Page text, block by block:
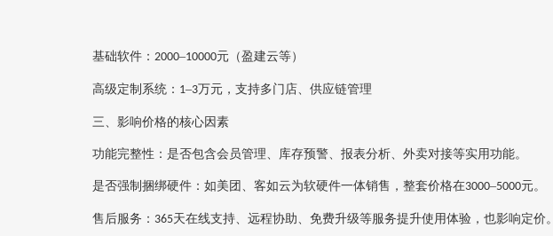
基础软件： 2000–10000元‌（盈建云等）
高级定制系统： 1–3万元‌，支持多门店、供应链管理
三、影响价格的核心因素
功能完整性 ‌：是否包含会员管理、库存预警、报表分析、外卖对接等实用功能。
是否强制捆绑硬件 ‌：如美团、客如云为软硬件一体销售，整套价格在‌3000–5000元‌。
售后服务 ‌： 365天在线支持、远程协助、免费升级等服务提升使用体验，也影响定价。